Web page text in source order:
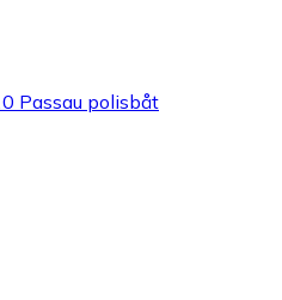
Passau polisbåt